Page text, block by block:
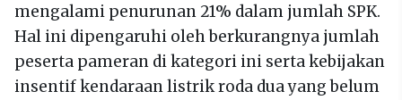
mengalami penurunan 21% dalam jumlah SPK.
Hal ini dipengaruhi oleh berkurangnya jumlah
peserta pameran di kategori ini serta kebijakan
insentif kendaraan listrik roda dua yang belum